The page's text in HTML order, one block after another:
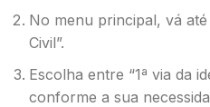
No menu principal, vá
Civil”.
Escolha entre “1ª via da
conforme a sua